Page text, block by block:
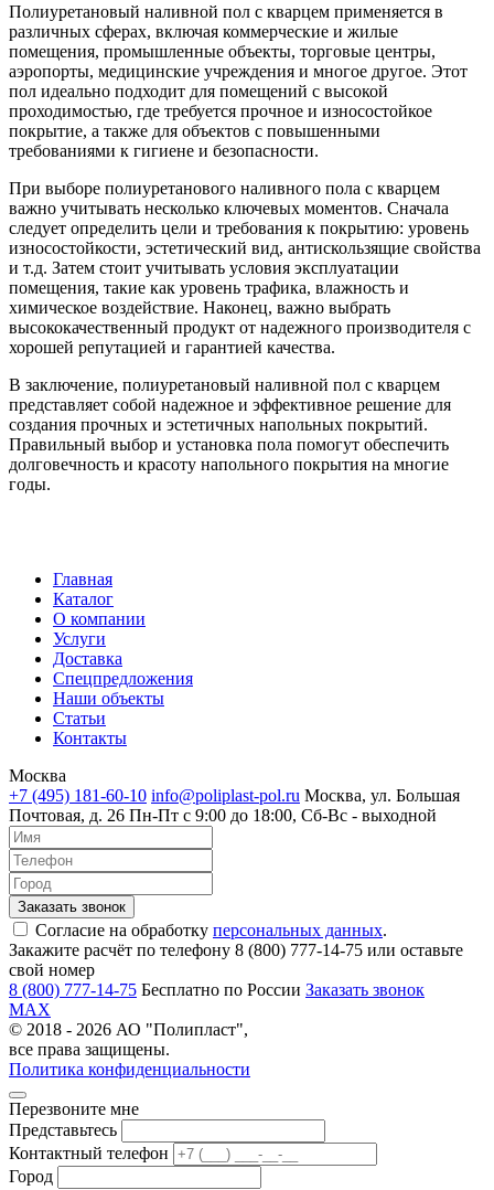
Полиуретановый наливной пол с кварцем применяется в
различных сферах, включая коммерческие и жилые
помещения, промышленные объекты, торговые центры,
аэропорты, медицинские учреждения и многое другое. Этот
пол идеально подходит для помещений с высокой
проходимостью, где требуется прочное и износостойкое
покрытие, а также для объектов с повышенными
требованиями к гигиене и безопасности.
При выборе полиуретанового наливного пола с кварцем
важно учитывать несколько ключевых моментов. Сначала
следует определить цели и требования к покрытию: уровень
износостойкости, эстетический вид, антискользящие свойства
и т.д. Затем стоит учитывать условия эксплуатации
помещения, такие как уровень трафика, влажность и
химическое воздействие. Наконец, важно выбрать
высококачественный продукт от надежного производителя с
хорошей репутацией и гарантией качества.
В заключение, полиуретановый наливной пол с кварцем
представляет собой надежное и эффективное решение для
создания прочных и эстетичных напольных покрытий.
Правильный выбор и установка пола помогут обеспечить
долговечность и красоту напольного покрытия на многие
годы.
Главная
Каталог
О компании
Услуги
Доставка
Спецпредложения
Наши объекты
Статьи
Контакты
Москва
+7 (495) 181-60-10 info@poliplast-pol.ru Москва, ул. Большая
Почтовая, д. 26 Пн-Пт c 9:00 до 18:00, Сб-Вс - выходной
Согласие на обработку персональных данных.
Закажите расчёт по телефону 8 (800) 777-14-75 или оставьте
свой номер
8 (800) 777-14-75 Бесплатно по России Заказать звонок
MAX
© 2018 - 2026 АО "Полипласт",
все права защищены.
Политика конфиденциальности
Перезвоните мне
Представьтесь
Контактный телефон
Город